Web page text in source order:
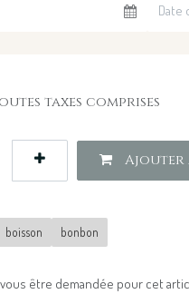
taxes comprises
Ajouter
boisson bonbon
être demandée pour cet